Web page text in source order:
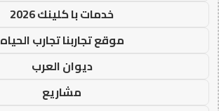
خدمات با كلينك 2026
موقع تجاربنا تجارب الحياه
ديوان العرب
مشاريع